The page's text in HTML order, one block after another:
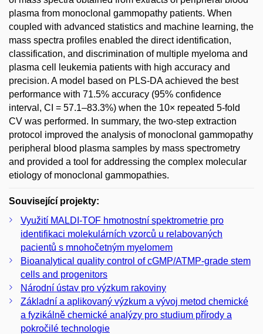
plasma from monoclonal gammopathy patients. When
coupled with advanced statistics and machine learning, the
mass spectra profiles enabled the direct identification,
classification, and discrimination of multiple myeloma and
plasma cell leukemia patients with high accuracy and
precision. A model based on PLS-DA achieved the best
performance with 71.5% accuracy (95% confidence
interval, CI = 57.1–83.3%) when the 10× repeated 5-fold
CV was performed. In summary, the two-step extraction
protocol improved the analysis of monoclonal gammopathy
peripheral blood plasma samples by mass spectrometry
and provided a tool for addressing the complex molecular
etiology of monoclonal gammopathies.
Související projekty:
Využití MALDI-TOF hmotnostní spektrometrie pro
identifikaci molekulárních vzorců u relabovaných
pacientů s mnohočetným myelomem
Bioanalytical quality control of cGMP/ATMP-grade stem
cells and progenitors
Národní ústav pro výzkum rakoviny
Základní a aplikovaný výzkum a vývoj metod chemické
a fyzikálně chemické analýzy pro studium přírody a
pokročilé technologie